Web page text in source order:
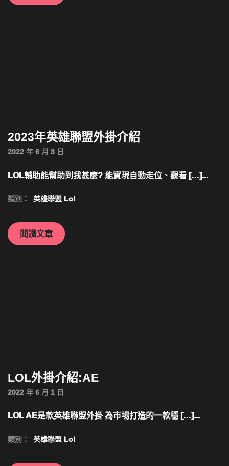
2023年英雄聯盟外掛介紹
2022 年 6 月 8 日
LOL輔助能幫助到我甚麼? 能實現自動走位、觀看 […]...
類別： 英雄聯盟 Lol
閱讀文章
LOL外掛介紹:AE
2022 年 6 月 1 日
LOL AE是款英雄聯盟外掛 為市場打造的一款穩 […]...
類別： 英雄聯盟 Lol